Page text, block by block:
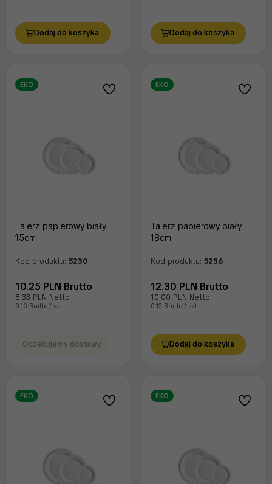
Dodaj do koszyka Dodaj do koszyka
EKO
Talerz papierowy biały
15cm
Kod produktu: 5230
10.25 PLN Brutto
8.33 PLN Netto
0.10 Brutto / szt.
Oczekujemy dostawy
EKO
Talerz papierowy biały
18cm
Kod produktu: 5236
12.30 PLN Brutto
10.00 PLN Netto
0.12 Brutto / szt.
Dodaj do koszyka
EKO EKO